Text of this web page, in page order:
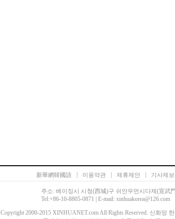
新華網韓國語 이용약관 제휴제안 기사제보
주소: 베이징시 시청(西城)구 쉬안우먼시다제(宣武
Tel:+86-10-8805-0871 | E-mail: xinhuakorea@126.com
Copyright 2000-2015 XINHUANET.com All Rights Reserved. 신화망